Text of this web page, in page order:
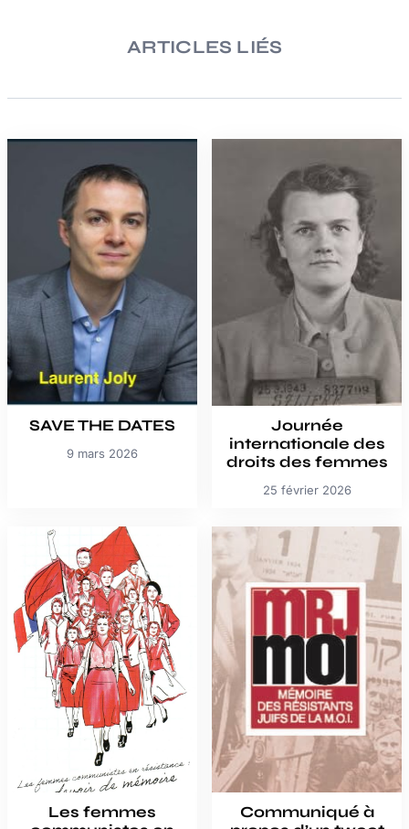
ARTICLES LIÉS
SAVE THE DATES
9 mars 2026
Journée
internationale des
droits des femmes
25 février 2026
Les femmes
Communiqué à